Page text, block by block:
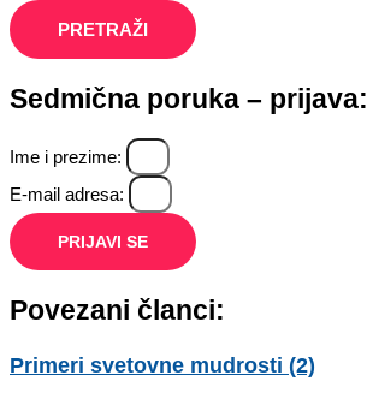
PRETRAŽI
Sedmična poruka – prijava:
Ime i prezime:
E-mail adresa:
PRIJAVI SE
Povezani članci:
Primeri svetovne mudrosti (2)